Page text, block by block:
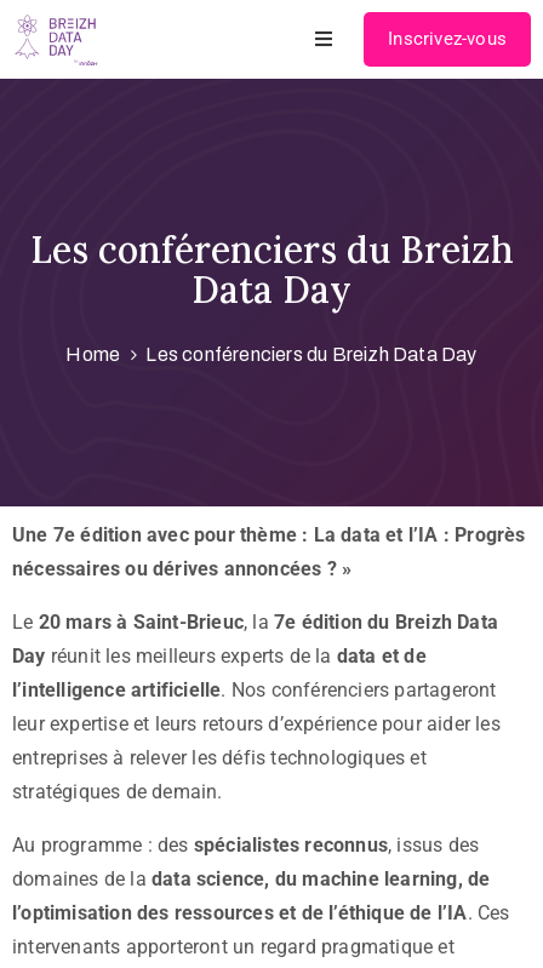
conférenciers
Inscrivez-vous
Les conférenciers du Breizh
Data Day
Home Les conférenciers du Breizh Data Day
Une 7e édition avec pour thème : La data et l’IA : Progrès
nécessaires ou dérives annoncées ? »
Le 20 mars à Saint-Brieuc, la7e édition du Breizh Data
Day réunit les meilleurs experts de la data et de
l’intelligence artificielle. Nos conférenciers partageront
leur expertise et leurs retours d’expérience pour aider les
entreprises à relever les défis technologiques et
stratégiques de demain.
Au programme : des spécialistes reconnus, issus des
domaines de la data science, du machine learning, de
l’optimisation des ressources et de l’éthique de l’IA. Ces
intervenants apporteront un regard pragmatique et